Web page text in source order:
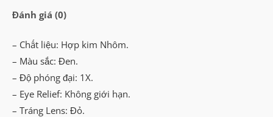
Sight
lượng
Đánh giá (0)
– Chất liệu: Hợp kim Nhôm.
– Màu sắc: Đen.
– Độ phóng đại: 1X.
– Eye Relief: Không giới hạn.
– Tráng Lens: Đỏ.